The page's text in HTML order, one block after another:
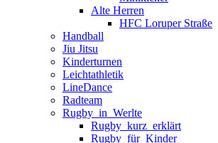
Alte Herren
HFC Loruper Straße
Handball
Jiu Jitsu
Kinderturnen
Leichtathletik
LineDance
Radteam
Rugby_in_Werlte
Rugby_kurz_erklärt
Rugby_für_Kinder